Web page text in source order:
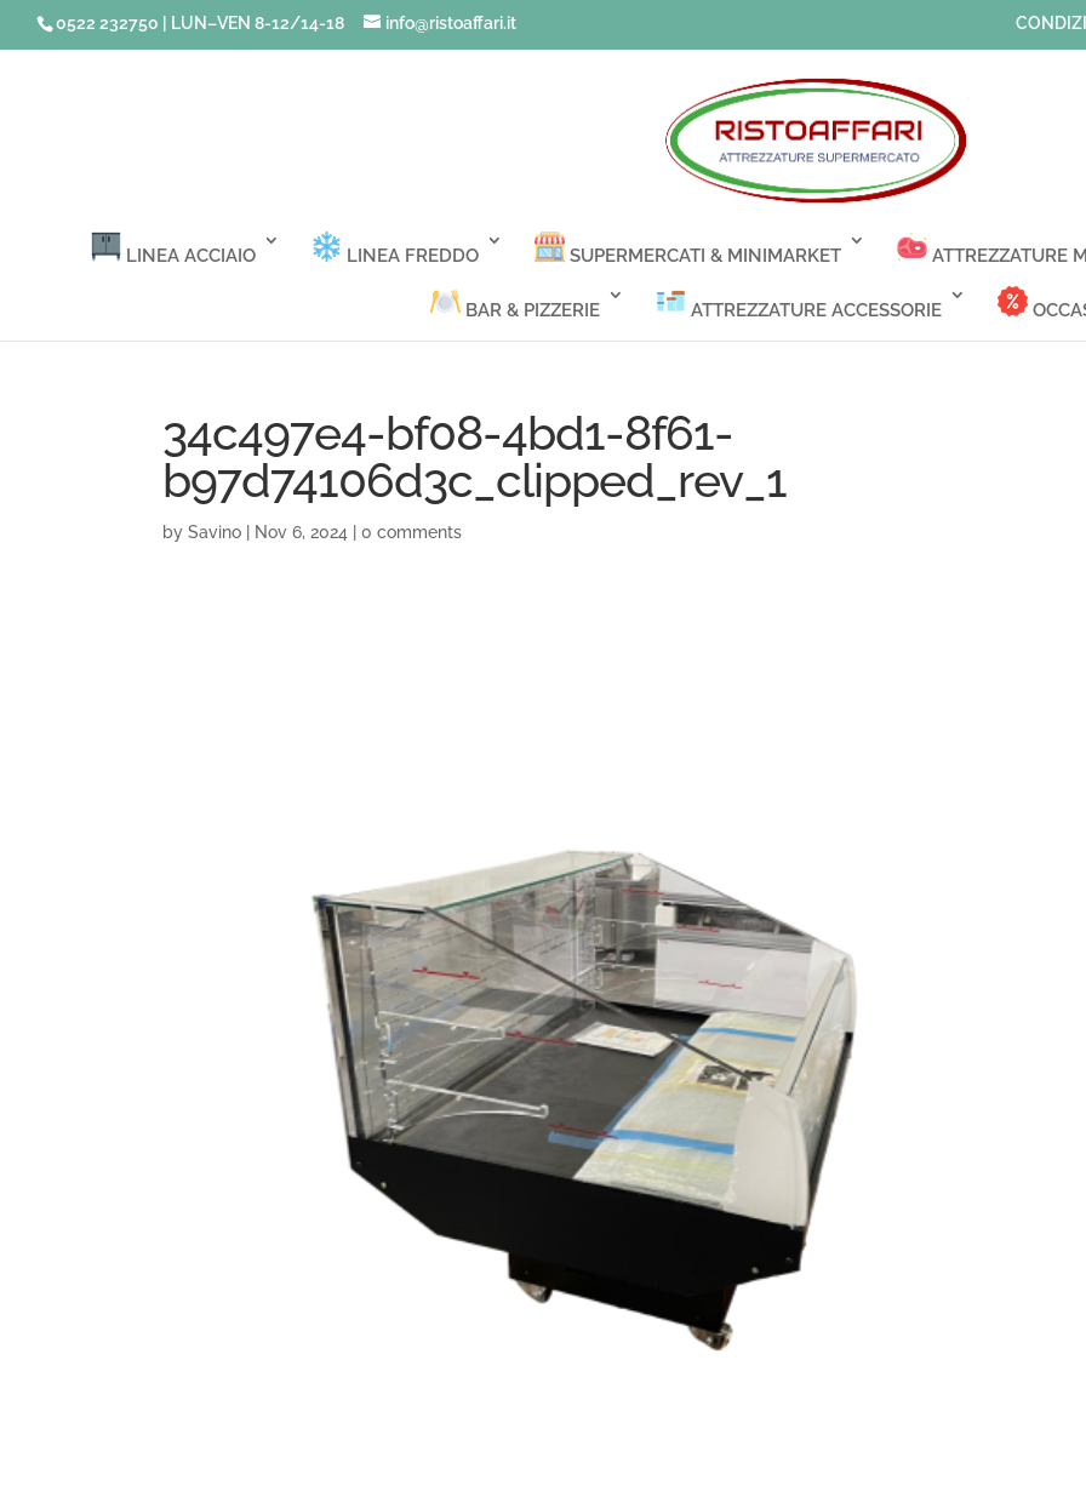
0522 232750 | LUN–VEN 8-12/14-18 info@ristoaffari.it
LINEA ACCIAIO LINEA FREDDO SUPERMERCATI & MINIMARKET ATTREZZATURE
BAR & PIZZERIE ATTREZZATURE ACCESSORIE
34c497e4-bf08-4bd1-8f61-
b97d74106d3c_clipped_rev_1
bySavino Nov 6, 2024 |0 comments